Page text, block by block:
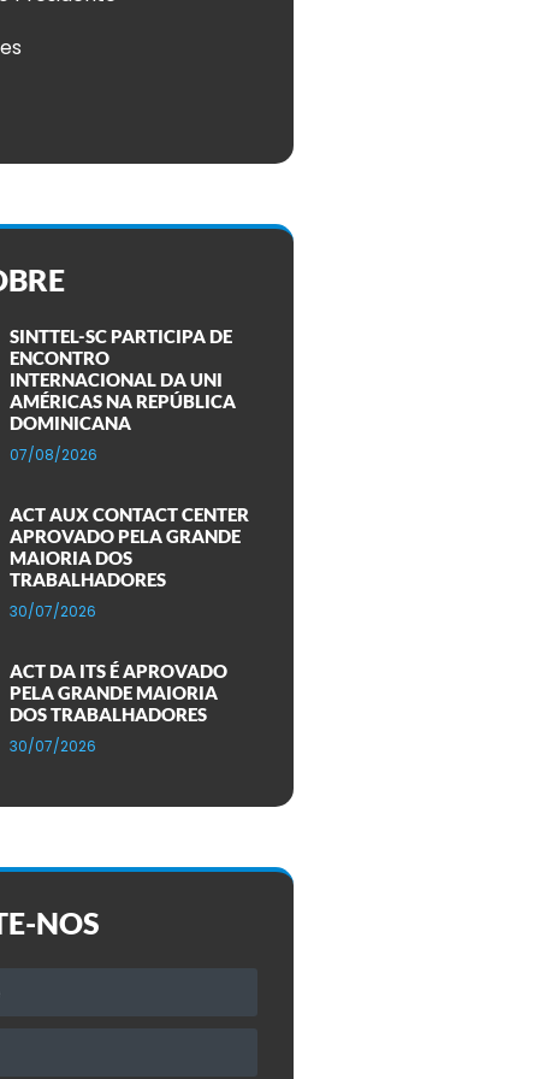
SINTTEL-SC PARTICIPA DE
ENCONTRO
INTERNACIONAL DA UNI
AMÉRICAS NA REPÚBLICA
DOMINICANA
07/08/2026
ACT AUX CONTACT CENTER
APROVADO PELA GRANDE
MAIORIA DOS
TRABALHADORES
30/07/2026
ACT DA ITS É APROVADO
PELA GRANDE MAIORIA
DOS TRABALHADORES
30/07/2026
NOS